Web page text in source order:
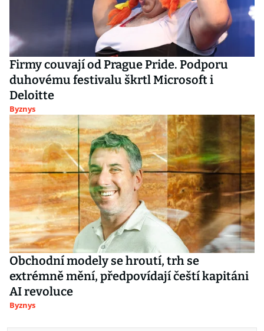
Firmy couvají od Prague Pride. Podporu
duhovému festivalu škrtl Microsoft i
Deloitte
Byznys
Obchodní modely se hroutí, trh se
extrémně mění, předpovídají čeští kapitáni
AI revoluce
Byznys